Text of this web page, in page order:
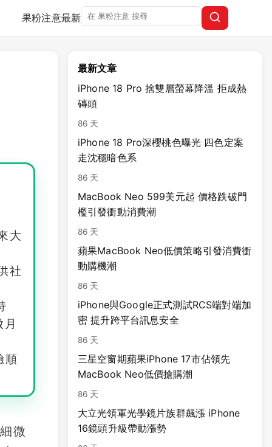
果粉注意最新
大
社
順
微
最新文章
iPhone 18 Pro 捨雙層螢幕降溫 拒成熱
磚頭
86 天
iPhone 18 Pro深櫻桃色曝光 四色定案
走沈穩暗色系
86 天
MacBook Neo 599美元起 價格跌破門
檻引發衝動消費潮
86 天
蘋果MacBook Neo低價策略引發消費衝
動購機潮
86 天
iPhone與Google正式測試RCS端對端加
密 提升跨平台訊息安全
86 天
三星空窗期蘋果iPhone 17市佔領先
MacBook Neo低價搶購潮
86 天
大立光領軍光學鏡片族群飆漲 iPhone
16鏡頭升級帶動漲勢